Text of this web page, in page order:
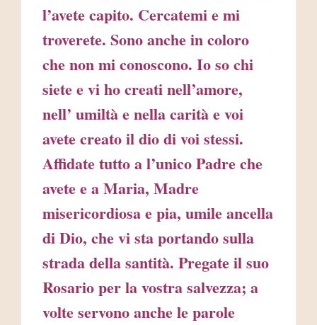
l’avete capito. Cercatemi e mi
troverete. Sono anche in coloro
che non mi conoscono. Io so chi
siete e vi ho creati nell’amore,
nell’ umiltà e nella carità e voi
avete creato il dio di voi stessi.
Affidate tutto a l’unico Padre che
avete e a Maria, Madre
misericordiosa e pia, umile ancella
di Dio, che vi sta portando sulla
strada della santità. Pregate il suo
Rosario per la vostra salvezza; a
volte servono anche le parole